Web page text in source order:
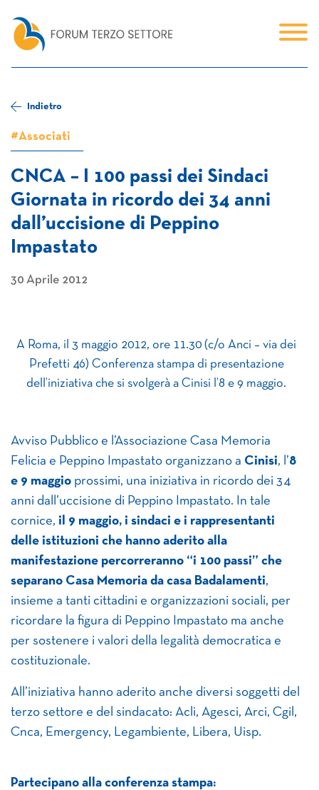
Indietro
#Associati
CNCA – I 100 passi dei Sindaci
Giornata in ricordo dei 34 anni
dall’uccisione di Peppino
Impastato
30 Aprile 2012
A Roma, il 3 maggio 2012, ore 11.30 (c/o Anci – via dei
Prefetti 46) Conferenza stampa di presentazione
dell’iniziativa che si svolgerà a Cinisi l’8 e 9 maggio.
Avviso Pubblico e l’Associazione Casa Memoria
Felicia e Peppino Impastato organizzano a Cinisi, l’8
e 9 maggio prossimi, una iniziativa in ricordo dei 34
anni dall’uccisione di Peppino Impastato. In tale
cornice, il 9 maggio, i sindaci e i rappresentanti
delle istituzioni che hanno aderito alla
manifestazione percorreranno “i 100 passi” che
separano Casa Memoria da casa Badalamenti,
insieme a tanti cittadini e organizzazioni sociali, per
ricordare la figura di Peppino Impastato ma anche
per sostenere i valori della legalità democratica e
costituzionale.
All’iniziativa hanno aderito anche diversi soggetti del
terzo settore e del sindacato: Acli, Agesci, Arci, Cgil,
Cnca, Emergency, Legambiente, Libera, Uisp.
Partecipano alla conferenza stampa: